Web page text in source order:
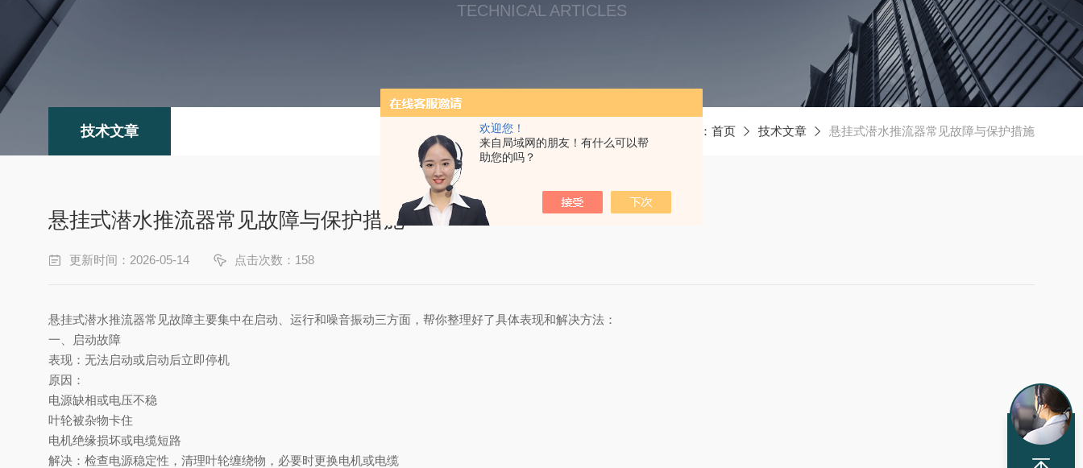
欢迎您！
来自局域网的朋友！有什么可以帮
助您的吗？
TECHNICAL ARTICLES
技术文章 当前位置： 首页 技术文章 悬挂式潜水推流器常见故障与保护措施
悬挂式潜水推流器常见故障与保护措施
更新时间：2026-05-14 点击次数：158
悬挂式潜水推流器常见故障主要集中在启动、运行和噪音振动三方面，帮你整理好了具体表现和解决方法：
一、启动故障
表现 ‌：无法启动或启动后立即停机
原因 ‌：
电源缺相或电压不稳
叶轮被杂物卡住
电机绝缘损坏或电缆短路
解决 ‌：检查电源稳定性，清理叶轮缠绕物，必要时更换电机或电缆